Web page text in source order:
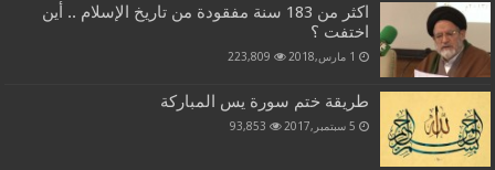
اكثر من 183 سنة مفقودة من تاريخ الإسلام .. أين
اختفت ؟
1 مارس,2018 223,809
طريقة ختم سورة يس المباركة
5 سبتمبر,2017 93,853